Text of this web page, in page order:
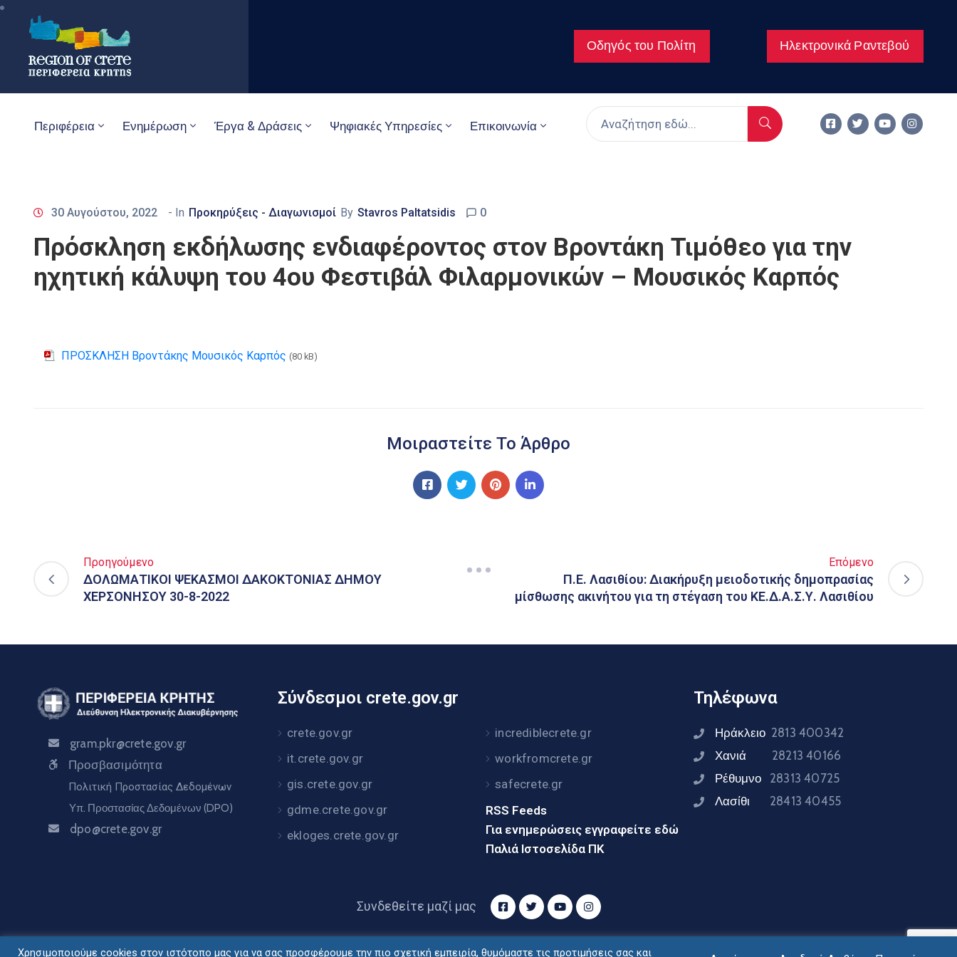
Οδηγός του Πολίτη Ηλεκτρονικά Ραντεβού
Περιφέρεια Ενημέρωση Έργα & Δράσεις Ψηφιακές Υπηρεσίες Επικοινωνία
30 Αυγούστου, 2022 - In Προκηρύξεις - Διαγωνισμοί By Stavros Paltatsidis 0
Πρόσκληση εκδήλωσης ενδιαφέροντος στον Βροντάκη Τιμόθεο για την
ηχητική κάλυψη του 4ου Φεστιβάλ Φιλαρμονικών – Μουσικός Καρπός
ΠΡΟΣΚΛΗΣΗ Βροντάκης Μουσικός Καρπός (80 kB)
Μοιραστείτε Το Άρθρο
Προηγούμενο
ΔΟΛΩΜΑΤΙΚΟΙ ΨΕΚΑΣΜΟΙ ΔΑΚΟΚΤΟΝΙΑΣ ΔΗΜΟΥ
ΧΕΡΣΟΝΗΣΟΥ 30-8-2022
Επόμενο
Π.Ε. Λασιθίου: Διακήρυξη μειοδοτικής δημοπρασίας
μίσθωσης ακινήτου για τη στέγαση του ΚΕ.Δ.Α.Σ.Υ. Λασιθίου
gram.pkr@crete.gov.gr
Προσβασιμότητα
Πολιτική Προστασίας Δεδομένων
Υπ. Προστασίας Δεδομένων (DPO)
dpo@crete.gov.gr
Σύνδεσμοι crete.gov.gr
crete.gov.gr
it.crete.gov.gr
gis.crete.gov.gr
gdme.crete.gov.gr
ekloges.crete.gov.gr
incrediblecrete.gr
workfromcrete.gr
safecrete.gr
RSS Feeds
Για ενημερώσεις εγγραφείτε εδώ
Παλιά Ιστοσελίδα ΠΚ
Τηλέφωνα
Ηράκλειο 2813 400342
Χανιά 28213 40166
Ρέθυμνο 28313 40725
Λασίθι 28413 40455
Συνδεθείτε μαζί μας
Χρησιμοποιούμε cookies στον ιστότοπο μας για να σας προσφέρουμε την πιο σχετική εμπειρία, θυμόμαστε τις προτιμήσεις σας και